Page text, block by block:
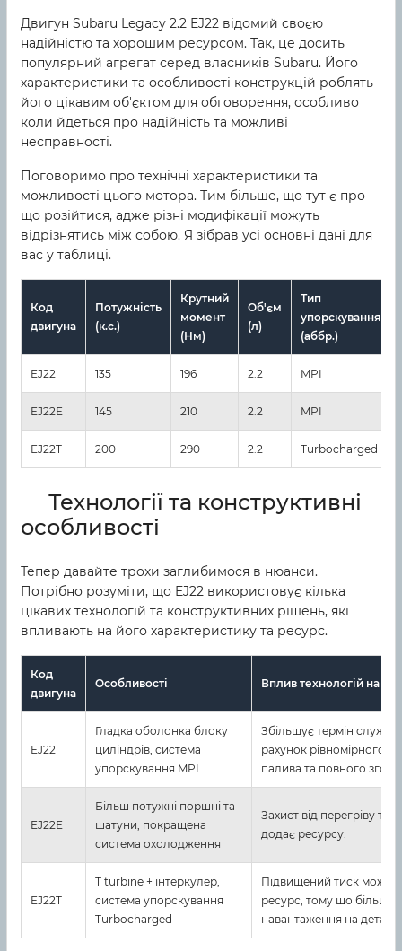
Двигун Subaru Legacy 2.2 EJ22 відомий своєю
надійністю та хорошим ресурсом. Так, це досить
популярний агрегат серед власників Subaru. Його
характеристики та особливості конструкцій роблять
його цікавим об'єктом для обговорення, особливо
коли йдеться про надійність та можливі
несправності.
Поговоримо про технічні характеристики та
можливості цього мотора. Тим більше, що тут є про
що розійтися, адже різні модифікації можуть
відрізнятись між собою. Я зібрав усі основні дані для
вас у таблиці.
Код
двигуна
Потужність
(к.с.)
Крутний
момент
(Нм)
Об'єм
(л)
Тип
упорскування
(аббр.)
EJ22 135 196 2.2 MPI
EJ22E 145 210 2.2 MPI
EJ22T 200 290 2.2 Turbocharged
Технології та конструктивні
особливості
Тепер давайте трохи заглибимося в нюанси.
Потрібно розуміти, що EJ22 використовує кілька
цікавих технологій та конструктивних рішень, які
впливають на його характеристику та ресурс.
Код
двигуна
Особливості Вплив технологій на
EJ22
Гладка оболонка блоку
циліндрів, система
упорскування MPI
Збільшує термін служби
рахунок рівномірного
палива та повного
EJ22E
Більш потужні поршні та
шатуни, покращена
система охолодження
Захист від перегріву та
додає ресурсу.
EJ22T
Т turbine + інтеркулер,
система упорскування
Turbocharged
Підвищений тиск може
ресурс, тому що більше
навантаження на деталі.